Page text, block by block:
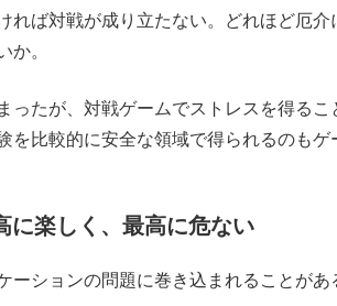
れば対戦が成り立たない。どれほど厄
か。
たが、対戦ゲームでストレスを得るこ
を比較的に安全な領域で得られるのもゲ
に楽しく、最高に危ない
ションの問題に巻き込まれることがあ